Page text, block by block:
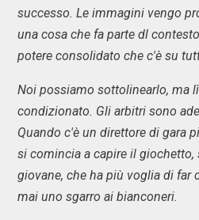
successo. Le immagini vengo
una cosa che fa parte dl
potere consolidato che c'è su
Noi possiamo sottolinearlo, ma
condizionato. Gli arbitri sono
Quando c'è un direttore di gara
si comincia a capire il giochetto,
giovane, che ha più voglia di far
mai uno sgarro ai bianconeri.